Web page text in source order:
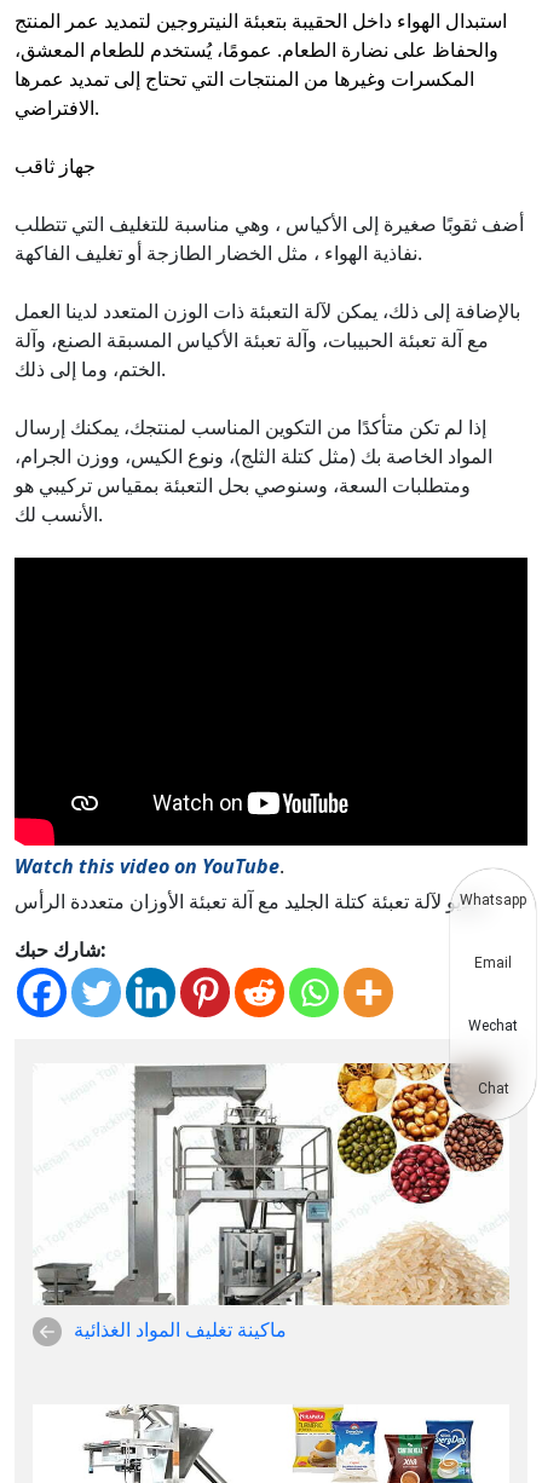
استبدال الهواء داخل الحقيبة بتعبئة النيتروجين لتمديد عمر المنتج
والحفاظ على نضارة الطعام. عمومًا، يُستخدم للطعام المعشق،
المكسرات وغيرها من المنتجات التي تحتاج إلى تمديد عمرها
الافتراضي.
جهاز ثاقب
أضف ثقوبًا صغيرة إلى الأكياس ، وهي مناسبة للتغليف التي تتطلب
نفاذية الهواء ، مثل الخضار الطازجة أو تغليف الفاكهة.
بالإضافة إلى ذلك، يمكن لآلة التعبئة ذات الوزن المتعدد لدينا العمل
مع آلة تعبئة الحبيبات، وآلة تعبئة الأكياس المسبقة الصنع، وآلة
الختم، وما إلى ذلك.
إذا لم تكن متأكدًا من التكوين المناسب لمنتجك، يمكنك إرسال
المواد الخاصة بك (مثل كتلة الثلج)، ونوع الكيس، ووزن الجرام،
ومتطلبات السعة، وسنوصي بحل التعبئة بمقياس تركيبي هو
الأنسب لك.
Watch this video on YouTube.
فيديو لآلة تعبئة كتلة الجليد مع آلة تعبئة الأوزان متعددة الرأس
شارك حبك:
ماكينة تغليف المواد الغذائية
Whatsapp
Email
Wechat
Chat